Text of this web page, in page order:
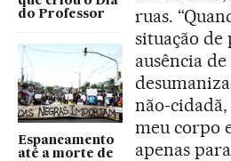
do Professor
Espancamento
até a morte de
ruas.
situação
ausência
não-
meu corpo
apenas